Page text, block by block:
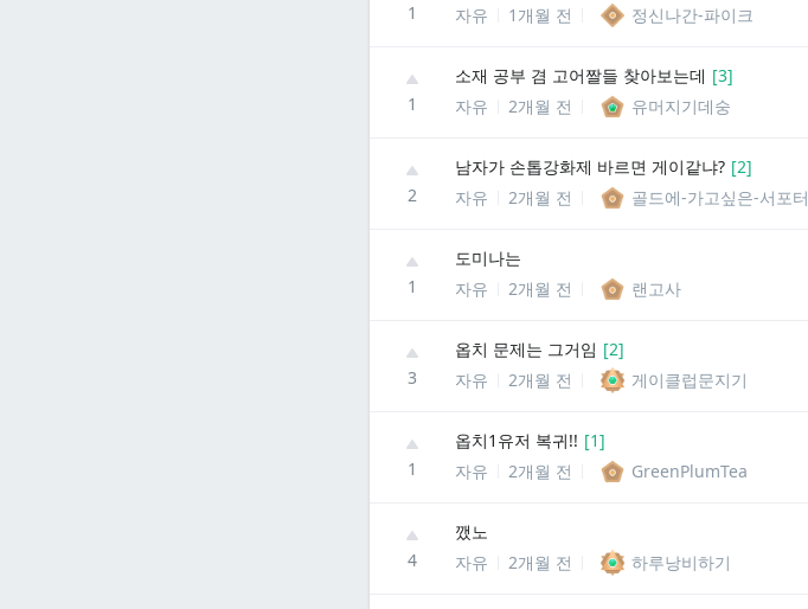
1
자유
1개월 전 정신나간-파이크
1
소재 공부 겸 고어짤들 찾아보는데 [3]
자유
2개월 전 유머지기데숭
2
남자가 손톱강화제 바르면 게이같냐? [2]
자유
2개월 전 골드에-가고싶은-서포터
1
도미나는
자유
2개월 전 랜고사
3
옵치 문제는 그거임 [2]
자유
2개월 전 게이클럽문지기
1
옵치1유저 복귀!! [1]
자유
2개월 전 GreenPlumTea
4
깼노
자유
2개월 전 하루낭비하기